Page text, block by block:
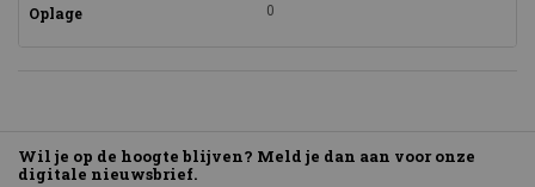
Oplage 0
Wil je op de hoogte blijven? Meld je dan aan voor onze
digitale nieuwsbrief.